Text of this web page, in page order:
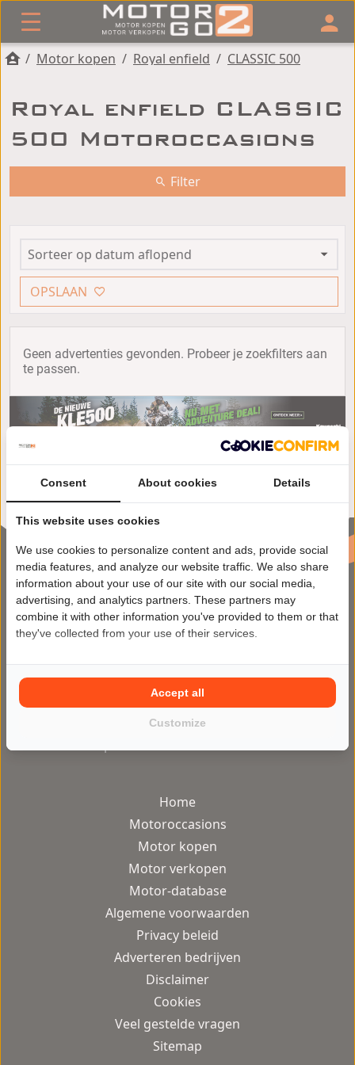
/ Motor kopen / Royal enfield / CLASSIC 500
Royal enfield CLASSIC
500 Motoroccasions
Filter
OPSLAAN
Geen advertenties gevonden. Probeer je zoekfilters aan
te passen.
Motor2Go maakt het kopen en
verkopen van motoren makkelijker
dan ooit op het meest veilige en
gebruiksvriendelijke motor occasion
Home
Motoroccasions
Motor kopen
Motor verkopen
Motor-database
Algemene voorwaarden
Privacy beleid
Adverteren bedrijven
Disclaimer
Cookies
Veel gestelde vragen
Sitemap
Consent About cookies Details
This website uses cookies
We use cookies to personalize content and ads, provide social
media features, and analyze our website traffic. We also share
information about your use of our site with our social media,
advertising, and analytics partners. These partners may
combine it with other information you've provided to them or that
they've collected from your use of their services.
Customize
Accept all